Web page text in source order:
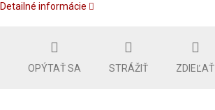
Detailné informácie
OPÝTAŤ SA STRÁŽIŤ ZDIEĽAŤ